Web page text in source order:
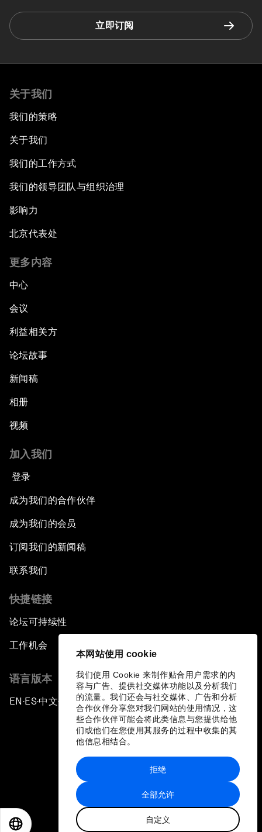
本网站使用 cookie
我们使用 Cookie 来制作贴合用户需求的内
容与广告、提供社交媒体功能以及分析我们
的流量。我们还会与社交媒体、广告和分析
合作伙伴分享您对我们网站的使用情况，这
些合作伙伴可能会将此类信息与您提供给他
们或他们在您使用其服务的过程中收集的其
他信息相结合。
全部允许
自定义
拒绝
立即订阅
关于我们
我们的策略
关于我们
我们的工作方式
我们的领导团队与组织治理
影响力
北京代表处
更多内容
中心
会议
利益相关方
论坛故事
新闻稿
相册
视频
加入我们
登录
成为我们的合作伙伴
成为我们的会员
订阅我们的新闻稿
联系我们
快捷链接
论坛可持续性
工作机会
语言版本
EN ▪ES▪中文▪ 日本語
站点地图
世界经济论坛